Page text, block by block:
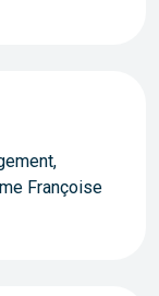
Françoise